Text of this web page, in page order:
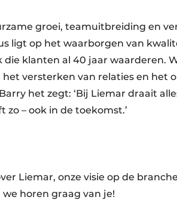
groei, teamuitbreiding en
ligt op het waarborgen van
die klanten al 40 jaar waarderen.
versterken van relaties en het
het zegt: ‘Bij Liemar draait
– ook in de toekomst.’
Liemar, onze visie op de
horen graag van je!